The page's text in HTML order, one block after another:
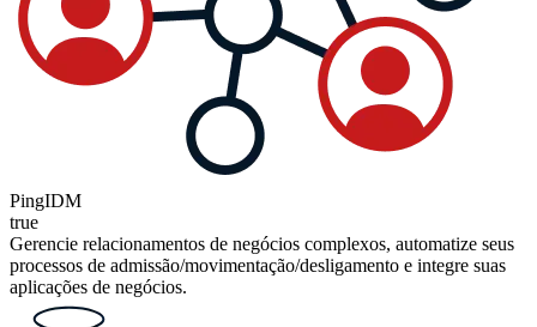
PingIDM
true
Gerencie relacionamentos de negócios complexos, automatize seus
processos de admissão/movimentação/desligamento e integre suas
aplicações de negócios.